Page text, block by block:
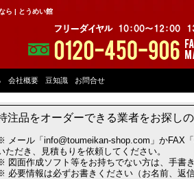
ら | とうめい館
会社概要 豆知識 お問合せ
注品をオーダーできる業者をお探し
メール「info@toumeikan-shop.com」かFAX
ただき、見積もりを依頼してください。
図面作成ソフト等をお持ちでない方は、手書
必要情報は必ずお書きください（お名前、返